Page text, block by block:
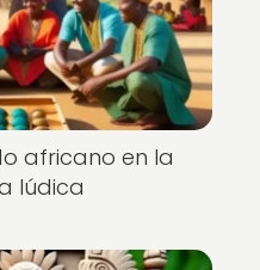
africano en la
lúdica